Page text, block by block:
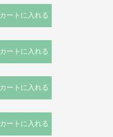
カートに入れる
カートに入れる
カートに入れる
カートに入れる